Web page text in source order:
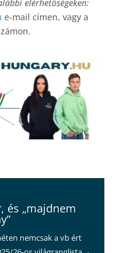
elérhetőségeken:
e-mail címen, vagy a
és „majdnem
nemcsak a vb ért